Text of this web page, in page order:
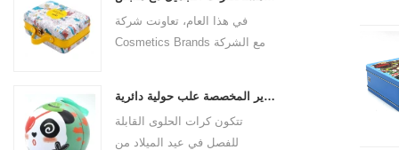
ملم. إنها مصنوعة من صفيحة
مقصدرة صالحة للطعام وسمك
المادة 0.23 مم.
في هذا العام، تعاونت شركة
Cosmetics Brands مع الشركة
مستحضرات تجميل بمقبض يجمع
بين الجمال والتطبيق العملي. هذه
علب القصدير المخصصة علب حولية دائرية
تتكون كرات الحلوى القابلة
للفصل في عيد الميلاد من